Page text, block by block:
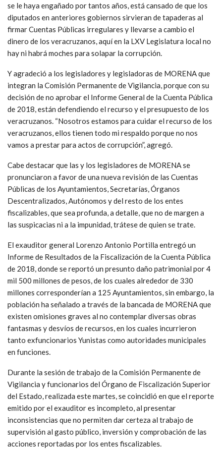
se le haya engañado por tantos años, está cansado de que los
diputados en anteriores gobiernos sirvieran de tapaderas al
firmar Cuentas Públicas irregulares y llevarse a cambio el
dinero de los veracruzanos, aquí en la LXV Legislatura local no
hay ni habrá moches para solapar la corrupción.
Y agradeció a los legisladores y legisladoras de MORENA que
integran la Comisión Permanente de Vigilancia, porque con su
decisión de no aprobar el Informe General de la Cuenta Pública
de 2018, están defendiendo el recurso y el presupuesto de los
veracruzanos. “Nosotros estamos para cuidar el recurso de los
veracruzanos, ellos tienen todo mi respaldo porque no nos
vamos a prestar para actos de corrupción”, agregó.
Cabe destacar que las y los legisladores de MORENA se
pronunciaron a favor de una nueva revisión de las Cuentas
Públicas de los Ayuntamientos, Secretarías, Órganos
Descentralizados, Autónomos y del resto de los entes
fiscalizables, que sea profunda, a detalle, que no de margen a
las suspicacias ni a la impunidad, trátese de quien se trate.
El exauditor general Lorenzo Antonio Portilla entregó un
Informe de Resultados de la Fiscalización de la Cuenta Pública
de 2018, donde se reportó un presunto daño patrimonial por 4
mil 500 millones de pesos, de los cuales alrededor de 330
millones corresponderían a 125 Ayuntamientos, sin embargo, la
población ha señalado a través de la bancada de MORENA que
existen omisiones graves al no contemplar diversas obras
fantasmas y desvíos de recursos, en los cuales incurrieron
tanto exfuncionarios Yunistas como autoridades municipales
en funciones.
Durante la sesión de trabajo de la Comisión Permanente de
Vigilancia y funcionarios del Órgano de Fiscalización Superior
del Estado, realizada este martes, se coincidió en que el reporte
emitido por el exauditor es incompleto, al presentar
inconsistencias que no permiten dar certeza al trabajo de
supervisión al gasto público, inversión y comprobación de las
acciones reportadas por los entes fiscalizables.